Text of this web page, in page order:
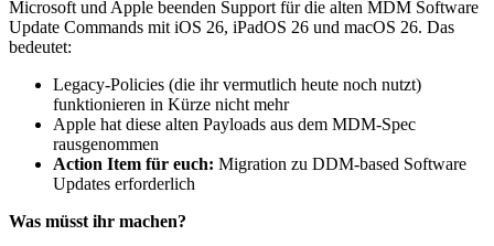
Microsoft und Apple beenden Support für die alten MDM Software
Update Commands mit iOS 26, iPadOS 26 und macOS 26. Das
bedeutet:
Legacy-Policies (die ihr vermutlich heute noch nutzt)
funktionieren in Kürze nicht mehr
Apple hat diese alten Payloads aus dem MDM-Spec
rausgenommen
Action Item für euch: Migration zu DDM-based Software
Updates erforderlich
Was müsst ihr machen?